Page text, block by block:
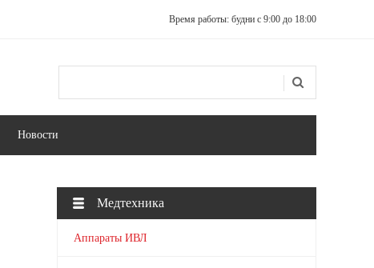
Время работы: будни с 9:00 до 18:00
Новости
Медтехника
Аппараты ИВЛ